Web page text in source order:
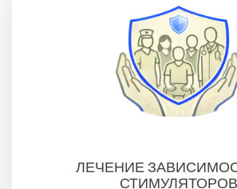
ЛЕЧЕНИЕ
СТИМУЛЯТОРОВ